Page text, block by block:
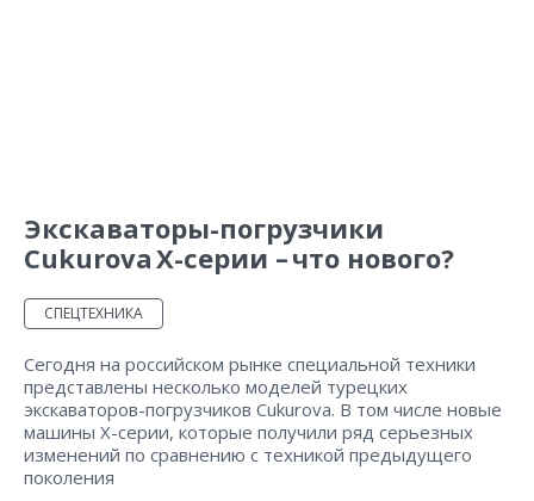
Экскаваторы-погрузчики
Cukurova X-серии – что нового?
СПЕЦТЕХНИКА
Сегодня на российском рынке специальной техники
представлены несколько моделей турецких
экскаваторов-погрузчиков Cukurova. В том числе новые
машины X-серии, которые получили ряд серьезных
изменений по сравнению с техникой предыдущего
поколения